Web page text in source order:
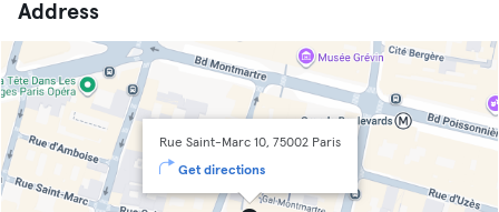
Address
Rue Saint-Marc 10, 75002 Paris
Get directions